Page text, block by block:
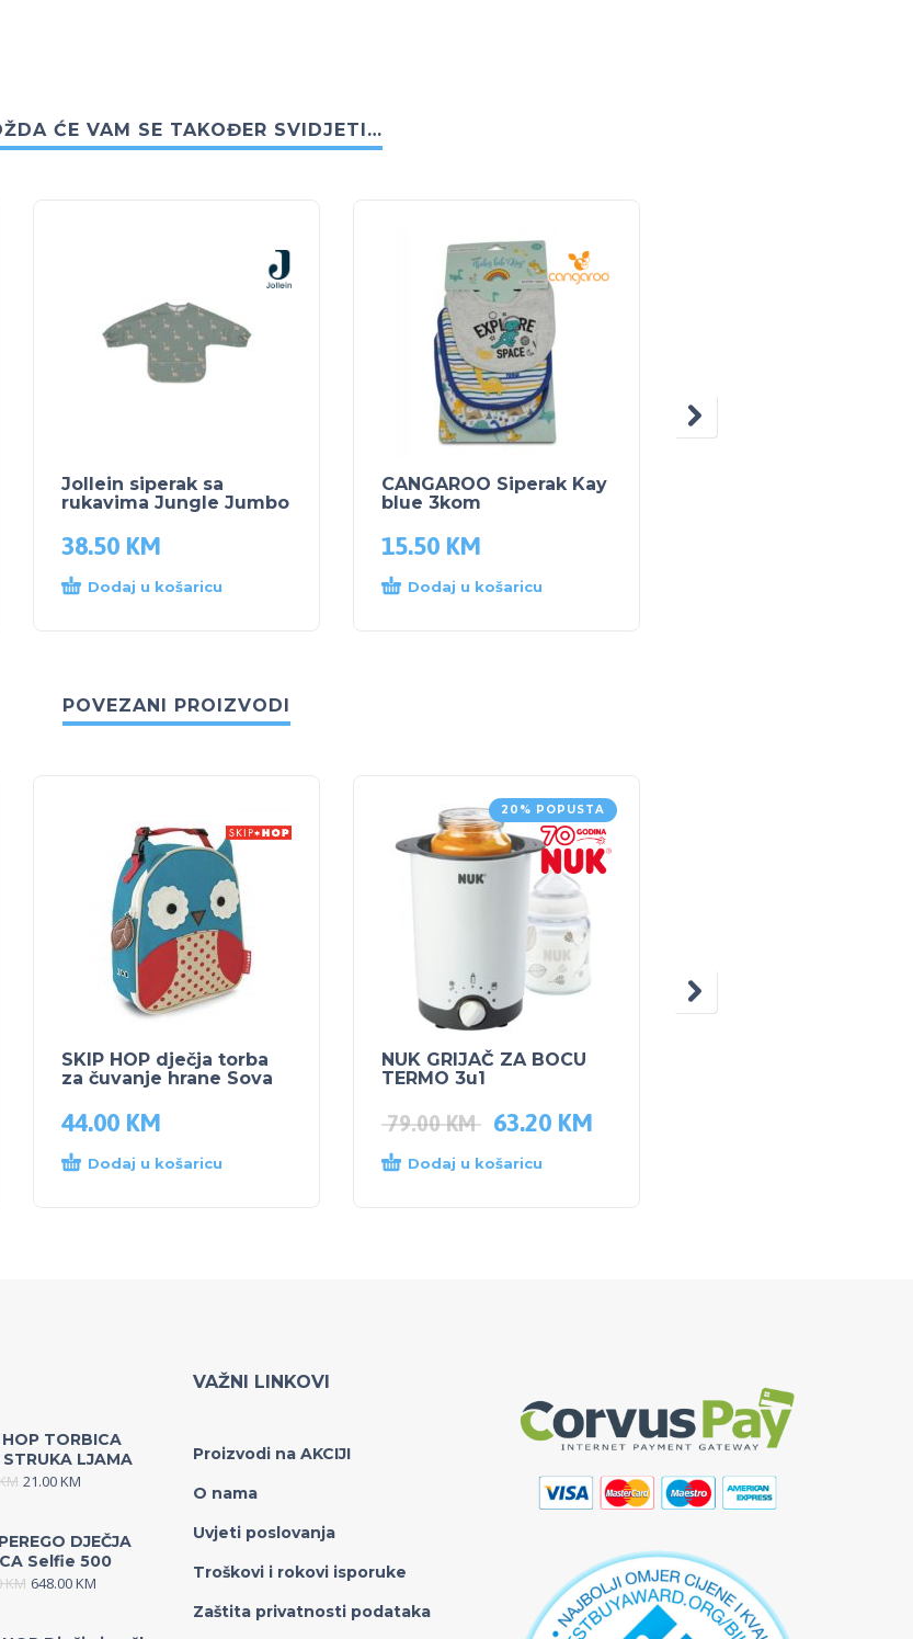
ĆE VAM SE TAKOĐER SVIDJETI…
Jollein siperak sa
rukavima Jungle Jumbo
38.50 KM
Dodaj u košaricu
CANGAROO Siperak Kay
blue 3kom
15.50 KM
Dodaj u košaricu
POVEZANI PROIZVODI
SKIP HOP dječja torba
za čuvanje hrane Sova
44.00 KM
Dodaj u košaricu
20% POPUSTA
NUK GRIJAČ ZA BOCU
TERMO 3u1
79.00KM 63.20 KM
Dodaj u košaricu
HOP TORBICA
STRUKA LJAMA
21.00KM
DJEČJA
Selfie 500
KM 648.00KM
VAŽNI LINKOVI
Proizvodi na AKCIJI
O nama
Uvjeti poslovanja
Troškovi i rokovi isporuke
Zaštita privatnosti podataka